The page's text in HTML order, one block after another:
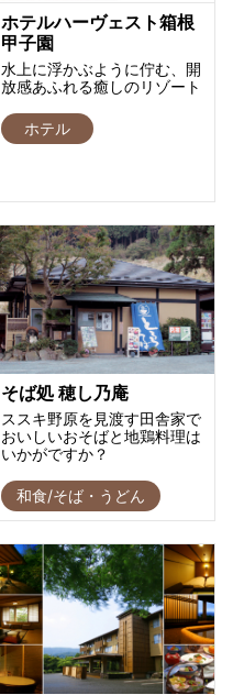
ホテルハーヴェスト箱根
甲子園
水上に浮かぶように佇む、開
放感あふれる癒しのリゾート
ホテル
そば処 穂し乃庵
ススキ野原を見渡す田舎家で
おいしいおそばと地鶏料理は
いかがですか？
和食/そば・うどん